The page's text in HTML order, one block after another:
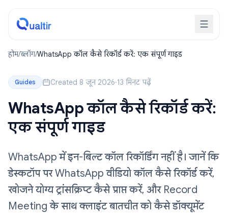
होम/ब्लॉग/WhatsApp कॉल कैसे रिकॉर्ड करें: एक संपूर्ण गाइड
Guides Created 8 जून 2026·13 मिनट पढ़ें
WhatsApp कॉल कैसे रिकॉर्ड करें:
एक संपूर्ण गाइड
WhatsApp में इन-बिल्ट कॉल रिकॉर्डिंग नहीं है। जानें कि
डेस्कटॉप पर WhatsApp वीडियो कॉल कैसे रिकॉर्ड करें,
खोजने योग्य ट्रांसक्रिप्ट कैसे प्राप्त करें, और Record
Meeting के साथ क्लाइंट बातचीत को कैसे डॉक्यूमेंट